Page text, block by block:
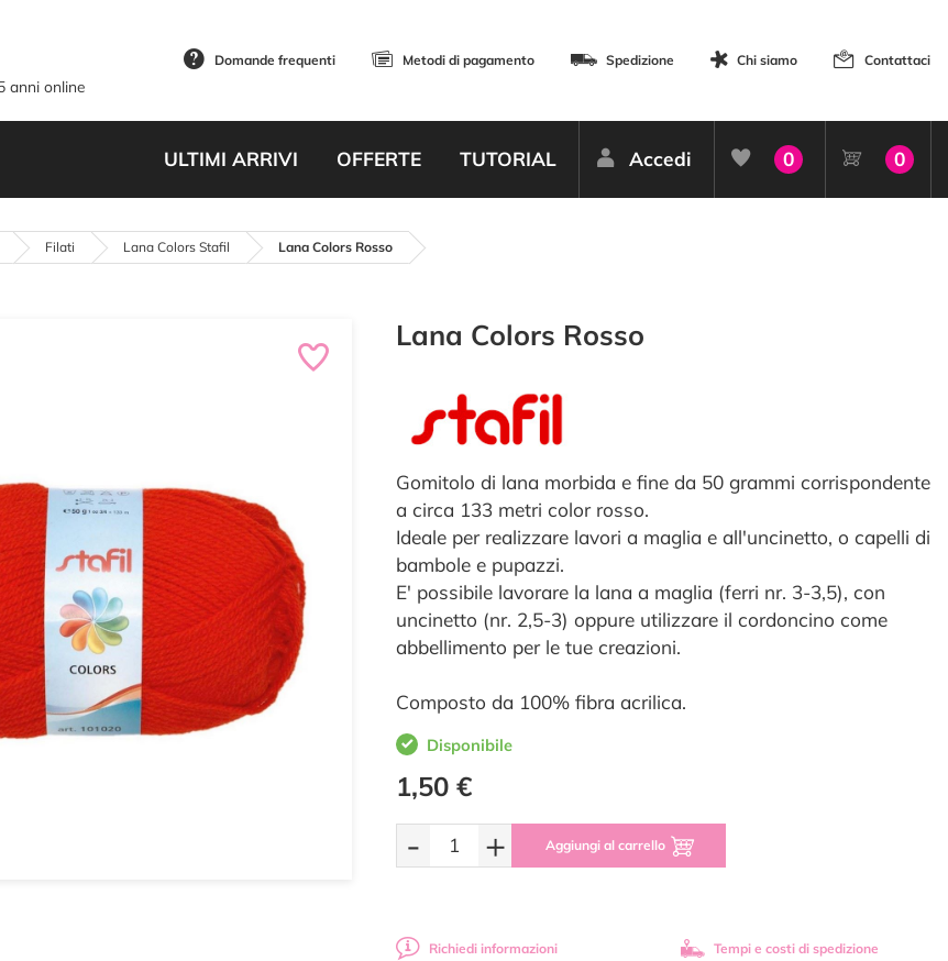
anni online
Domande frequenti Metodi di pagamento Spedizione Chi siamo Contattaci
ULTIMI ARRIVI OFFERTE TUTORIAL Accedi 0 0
Filati Lana Colors Stafil Lana Colors Rosso
Lana Colors Rosso
Gomitolo di lana morbida e fine da 50 grammi corrispondente
a circa 133 metri color rosso.
Ideale per realizzare lavori a maglia e all'uncinetto, o capelli di
bambole e pupazzi.
E' possibile lavorare la lana a maglia (ferri nr. 3-3,5), con
uncinetto (nr. 2,5-3) oppure utilizzare il cordoncino come
abbellimento per le tue creazioni.
Composto da 100% fibra acrilica.
Disponibile
1,50 €
- + Aggiungi al carrello
Richiedi informazioni Tempi e costi di spedizione